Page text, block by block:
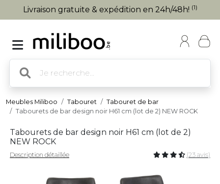
Livraison gratuite & expédition en 24h/48h! (1)
Meubles Miliboo Tabouret
Tabouret de bar
Tabourets de bar design noir H61 cm (lot de 2) NEW ROCK
Tabourets de bar design noir H61 cm (lot de 2)
NEW ROCK
Description détaillée (23 avis)